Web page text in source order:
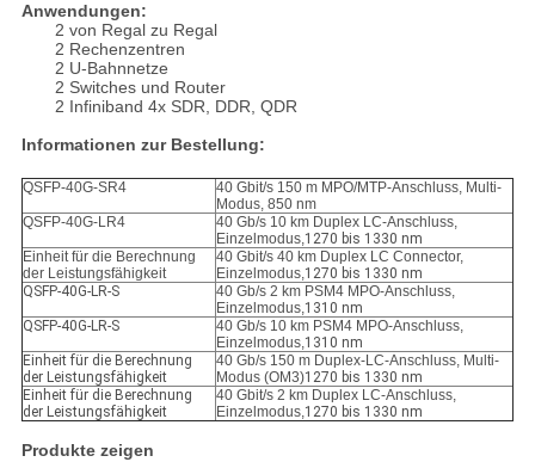
Anwendungen:
2 von Regal zu Regal
2 Rechenzentren
2 U-Bahnnetze
2 Switches und Router
2 Infiniband 4x SDR, DDR, QDR
Informationen zur Bestellung:
QSFP-40G-SR4
40 Gbit/s 150 m MPO/MTP-Anschluss, Multi-
Modus, 850 nm
QSFP-40G-LR4
40 Gb/s 10 km Duplex LC-Anschluss,
Einzelmodus,1270 bis 1330 nm
Einheit für die Berechnung
der Leistungsfähigkeit
40 Gbit/s 40 km Duplex LC Connector,
Einzelmodus,1270 bis 1330 nm
QSFP-40G-LR-S
40 Gb/s 2 km PSM4 MPO-Anschluss,
Einzelmodus,1310 nm
QSFP-40G-LR-S
40 Gb/s 10 km PSM4 MPO-Anschluss,
Einzelmodus,1310 nm
Einheit für die Berechnung
der Leistungsfähigkeit
40 Gb/s 150 m Duplex-LC-Anschluss, Multi-
Modus (OM3)1270 bis 1330 nm
Einheit für die Berechnung
der Leistungsfähigkeit
40 Gbit/s 2 km Duplex LC-Anschluss,
Einzelmodus,1270 bis 1330 nm
Produkte zeigen